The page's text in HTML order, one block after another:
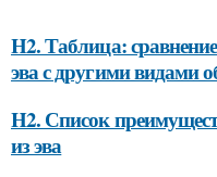
H2. Таблица:
эва с другими видами
H2. Список
из эва